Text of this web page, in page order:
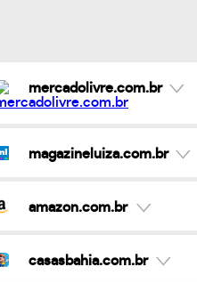
mercadolivre.com.br
magazineluiza.com.br
amazon.com.br
casasbahia.com.br